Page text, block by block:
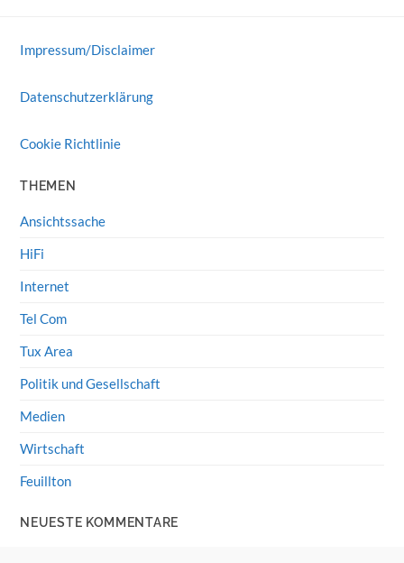
Impressum/Disclaimer
Datenschutzerklärung
Cookie Richtlinie
THEMEN
Ansichtssache
HiFi
Internet
Tel Com
Tux Area
Politik und Gesellschaft
Medien
Wirtschaft
Feuillton
NEUESTE KOMMENTARE